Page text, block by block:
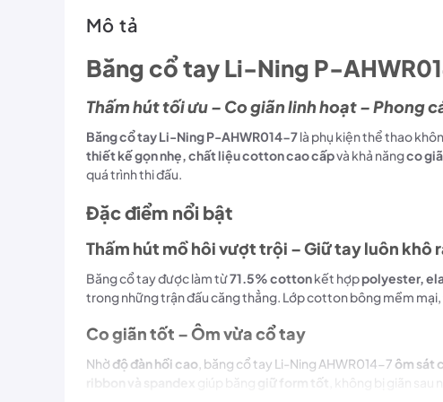
Mô tả
Băng cổ tay Li-Ning P-
Thấm hút tối ưu – Co giãn linh hoạt – Phong
Băng cổ tay Li-Ning P-AHWR014-7là phụ kiện thể thao
thiết kế gọn nhẹ, chất liệu cotton cao cấpvà khả năngco
quá trình thi đấu.
Đặc điểm nổi bật
Thấm hút mồ hôi vượt trội – Giữ tay luôn khô
Băng cổ tay được làm từ71.5% cottonkết hợppolyester,
trong những trận đấu căng thẳng. Lớp cotton bông mềm mại,
Co giãn tốt – Ôm vừa cổ tay
Nhờ độ đàn hồi cao, băng cổ tay Li-Ning AHWR014-7 ôm sát
ribbon và spandex
giúp băng giữ form tốt , không bị giãn sau